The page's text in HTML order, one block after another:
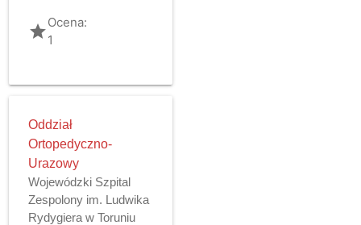
gradeOcena:
1
Oddział
Ortopedyczno-
Urazowy
Wojewódzki Szpital
Zespolony im. Ludwika
Rydygiera w Toruniu